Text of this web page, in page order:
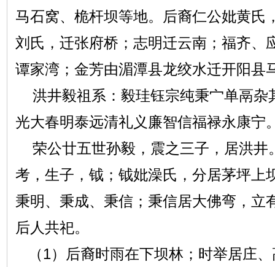
马石窝、桅杆坝等地。后裔仁公妣黄氏
刘氏，迁张府桥；志明迁云南；福齐、
谭家湾；金芳由湄潭县龙绞水迁开阳县
洪井毅祖系：毅珪钰宗纯秉宀单鬲杂
光大春明泰远清礼义廉智信福禄永康宁
荣公廿五世孙毅，震之三子，居洪井
考，生子，钺；钺妣澡氏，分居茅坪上
秉明、秉成、秉信；秉信居大佛弯，立
后人共祀。
（1）后裔时雨在下坝林；时举居庄